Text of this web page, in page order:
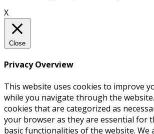
X
Close
Privacy Overview
This website uses cookies to improve
while you navigate through the
cookies that are categorized as
your browser as they are essential for
basic functionalities of the website. We